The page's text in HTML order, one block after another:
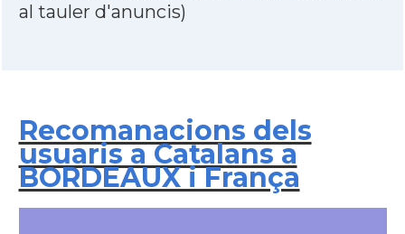
al tauler d'anuncis)
Recomanacions dels
usuaris a Catalans a
BORDEAUX i França